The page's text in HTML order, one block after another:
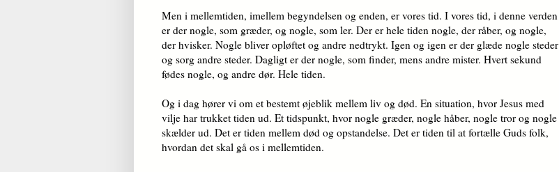
Men i mellemtiden, imellem begyndelsen og enden, er vores tid. I vores tid, i denne verden
er der nogle, som græder, og nogle, som ler. Der er hele tiden nogle, der råber, og nogle,
der hvisker. Nogle bliver opløftet og andre nedtrykt. Igen og igen er der glæde nogle steder
og sorg andre steder. Dagligt er der nogle, som finder, mens andre mister. Hvert sekund
fødes nogle, og andre dør. Hele tiden.
Og i dag hører vi om et bestemt øjeblik mellem liv og død. En situation, hvor Jesus med
vilje har trukket tiden ud. Et tidspunkt, hvor nogle græder, nogle håber, nogle tror og nogle
skælder ud. Det er tiden mellem død og opstandelse. Det er tiden til at fortælle Guds folk,
hvordan det skal gå os i mellemtiden.